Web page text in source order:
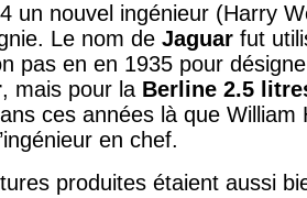
un nouvel ingénieur (Harry
Le nom de Jaguar fut
pas en en 1935 pour
, mais pour la Berline 2.5
ces années là que William
en chef.
produites étaient aussi